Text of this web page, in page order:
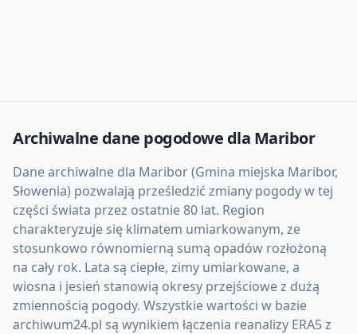
Archiwalne dane pogodowe dla Maribor
Dane archiwalne dla Maribor (Gmina miejska Maribor,
Słowenia) pozwalają prześledzić zmiany pogody w tej
części świata przez ostatnie 80 lat. Region
charakteryzuje się klimatem umiarkowanym, ze
stosunkowo równomierną sumą opadów rozłożoną
na cały rok. Lata są ciepłe, zimy umiarkowane, a
wiosna i jesień stanowią okresy przejściowe z dużą
zmiennością pogody. Wszystkie wartości w bazie
archiwum24.pl są wynikiem łączenia reanalizy ERA5 z